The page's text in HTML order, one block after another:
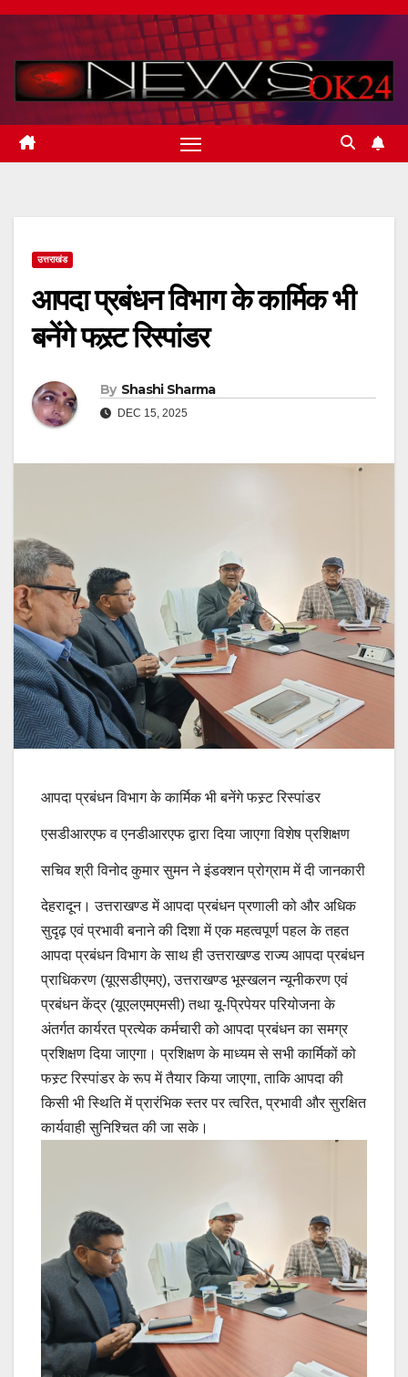
Skip
content
उत्तराखंड
आपदा प्रबंधन विभाग के कार्मिक भी
बनेंगे फस्र्ट रिस्पांडर
By Shashi Sharma
DEC 15, 2025
आपदा प्रबंधन विभाग के कार्मिक भी बनेंगे फस्र्ट रिस्पांडर
एसडीआरएफ व एनडीआरएफ द्वारा दिया जाएगा विशेष प्रशिक्षण
सचिव श्री विनोद कुमार सुमन ने इंडक्शन प्रोग्राम में दी जानकारी
देहरादून। उत्तराखण्ड में आपदा प्रबंधन प्रणाली को और अधिक
सुदृढ़ एवं प्रभावी बनाने की दिशा में एक महत्वपूर्ण पहल के तहत
आपदा प्रबंधन विभाग के साथ ही उत्तराखण्ड राज्य आपदा प्रबंधन
प्राधिकरण (यूएसडीएमए), उत्तराखण्ड भूस्खलन न्यूनीकरण एवं
प्रबंधन केंद्र (यूएलएमएमसी) तथा यू-प्रिपेयर परियोजना के
अंतर्गत कार्यरत प्रत्येक कर्मचारी को आपदा प्रबंधन का समग्र
प्रशिक्षण दिया जाएगा। प्रशिक्षण के माध्यम से सभी कार्मिकों को
फस्र्ट रिस्पांडर के रूप में तैयार किया जाएगा, ताकि आपदा की
किसी भी स्थिति में प्रारंभिक स्तर पर त्वरित, प्रभावी और सुरक्षित
कार्यवाही सुनिश्चित की जा सके।